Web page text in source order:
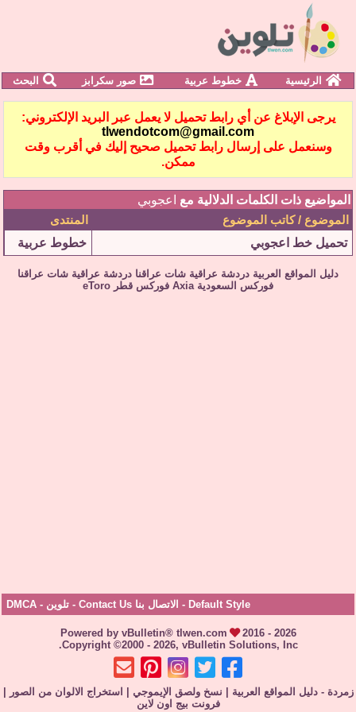
الرئيسية خطوط عربية صور سكرابز البحث
يرجى الإبلاغ عن أي رابط تحميل لا يعمل عبر البريد الإلكتروني:
tlwendotcom@gmail.com
وسنعمل على إرسال رابط تحميل صحيح إليك في أقرب وقت
ممكن.
المواضيع ذات الكلمات الدلالية مع اعجوبي
الموضوع / كاتب الموضوع المنتدى
تحميل خط اعجوبي خطوط عربية
دليل المواقع العربية دردشة عراقية شات عراقنا دردشة عراقية شات عراقنا
فوركس السعودية Axia فوركس قطر eToro
Default Style
- الاتصال بنا Contact Us - تلوين -
DMCA
Powered by vBulletin® tlwen.com
2016 - 2026
Copyright ©2000 - 2026, vBulletin Solutions, Inc.
زمردة - دليل المواقع العربية نسخ ولصق الإيموجي استخراج الالوان من الصور
فرونت بيج اون لاين